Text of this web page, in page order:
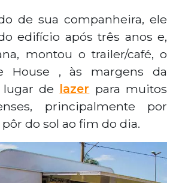
de sua companheira, ele
edifício após três anos e,
montou o trailer/café, o
House , às margens da
lugar de lazer para muitos
principalmente por
do sol ao fim do dia.